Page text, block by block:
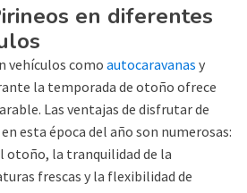
en diferentes
vehículos como autocaravanas y
la temporada de otoño ofrece
Las ventajas de disfrutar de
esta época del año son numerosas:
otoño, la tranquilidad de la
frescas y la flexibilidad de